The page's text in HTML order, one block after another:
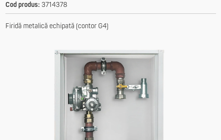
Cod produs: 3714378
Firidă metalică echipată (contor G4)